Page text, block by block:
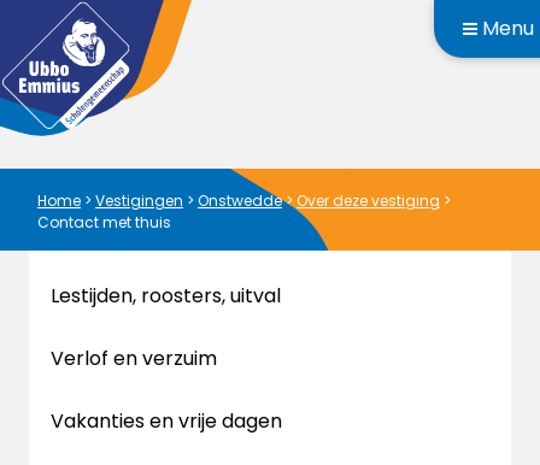
Menu
Home > Vestigingen > Onstwedde> Over deze vestiging >
Contact met thuis
Lestijden, roosters, uitval
Verlof en verzuim
Vakanties en vrije dagen